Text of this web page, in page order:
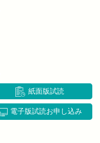
紙面版試読
電子版試読お申し込み